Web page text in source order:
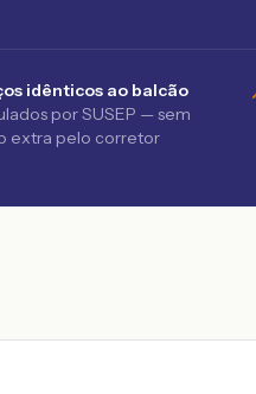
idênticos ao balcão
por SUSEP — sem
extra pelo corretor